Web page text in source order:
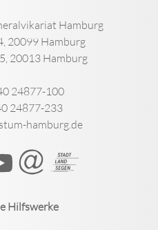
Hamburg
20099 Hamburg
20013 Hamburg
24877-100
24877-233
hamburg.de
Hilfswerke